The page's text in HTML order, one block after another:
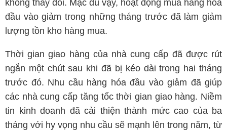
không thay đổi. Mặc dù vậy, hoạt động mua hàng hóa
đầu vào giảm trong những tháng trước đã làm giảm
lượng tồn kho hàng mua.
Thời gian giao hàng của nhà cung cấp đã được rút
ngắn một chút sau khi đã bị kéo dài trong hai tháng
trước đó. Nhu cầu hàng hóa đầu vào giảm đã giúp
các nhà cung cấp tăng tốc thời gian giao hàng. Niềm
tin kinh doanh đã cải thiện thành mức cao của ba
tháng với hy vọng nhu cầu sẽ mạnh lên trong năm, từ